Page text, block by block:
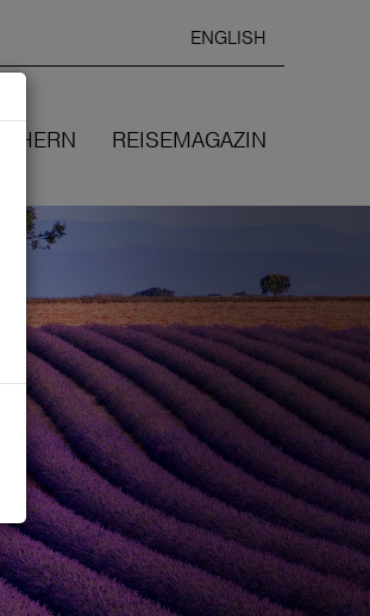
Ausgewählte
Sprache:
DEUTSCH
ENGLISH
REISEMAGAZIN